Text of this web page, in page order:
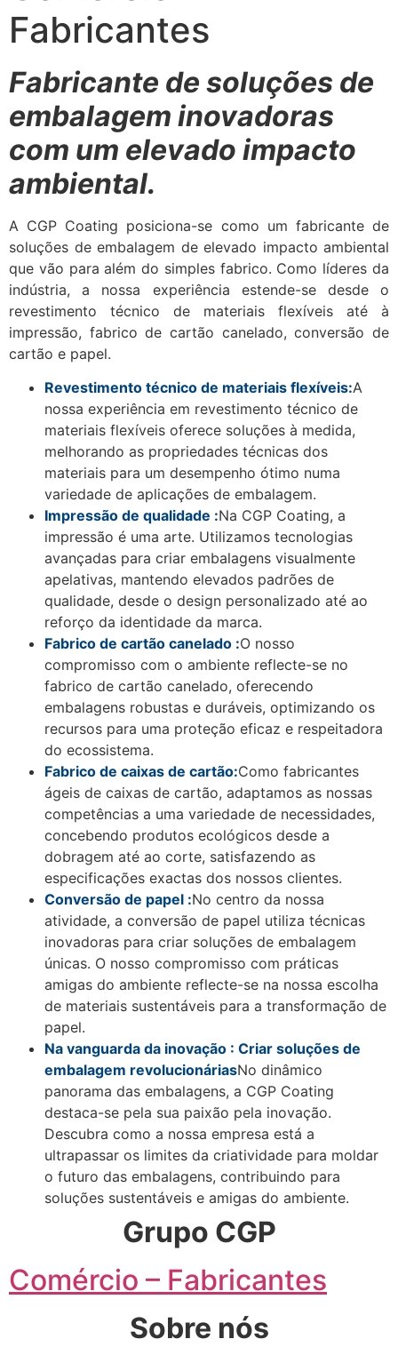
Fabricantes
Fabricante de soluções de
embalagem inovadoras
com um elevado impacto
ambiental.
A CGP Coating posiciona-se como um fabricante de
soluções de embalagem de elevado impacto ambiental
que vão para além do simples fabrico. Como líderes da
indústria, a nossa experiência estende-se desde o
revestimento técnico de materiais flexíveis até à
impressão, fabrico de cartão canelado, conversão de
cartão e papel.
Revestimento técnico de materiais flexíveis:A
nossa experiência em revestimento técnico de
materiais flexíveis oferece soluções à medida,
melhorando as propriedades técnicas dos
materiais para um desempenho ótimo numa
variedade de aplicações de embalagem.
Impressão de qualidade :Na CGP Coating, a
impressão é uma arte. Utilizamos tecnologias
avançadas para criar embalagens visualmente
apelativas, mantendo elevados padrões de
qualidade, desde o design personalizado até ao
reforço da identidade da marca.
Fabrico de cartão canelado :O nosso
compromisso com o ambiente reflecte-se no
fabrico de cartão canelado, oferecendo
embalagens robustas e duráveis, optimizando os
recursos para uma proteção eficaz e respeitadora
do ecossistema.
Fabrico de caixas de cartão:Como fabricantes
ágeis de caixas de cartão, adaptamos as nossas
competências a uma variedade de necessidades,
concebendo produtos ecológicos desde a
dobragem até ao corte, satisfazendo as
especificações exactas dos nossos clientes.
Conversão de papel :No centro da nossa
atividade, a conversão de papel utiliza técnicas
inovadoras para criar soluções de embalagem
únicas. O nosso compromisso com práticas
amigas do ambiente reflecte-se na nossa escolha
de materiais sustentáveis para a transformação de
papel.
Na vanguarda da inovação : Criar soluções de
embalagem revolucionáriasNo dinâmico
panorama das embalagens, a CGP Coating
destaca-se pela sua paixão pela inovação.
Descubra como a nossa empresa está a
ultrapassar os limites da criatividade para moldar
o futuro das embalagens, contribuindo para
soluções sustentáveis e amigas do ambiente.
Grupo CGP
Comércio – Fabricantes
Sobre nós